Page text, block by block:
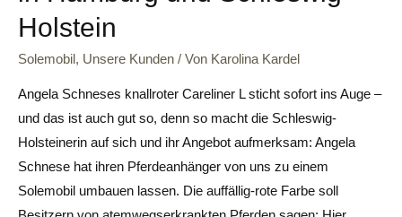
Holstein
Solemobil , Unsere Kunden / Von Karolina Kardel
Angela Schneses knallroter Careliner L sticht sofort ins Auge –
und das ist auch gut so, denn so macht die Schleswig-
Holsteinerin auf sich und ihr Angebot aufmerksam: Angela
Schnese hat ihren Pferdeanhänger von uns zu einem
Solemobil umbauen lassen. Die auffällig-rote Farbe soll